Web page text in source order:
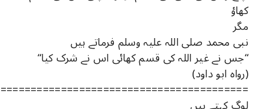
کھاؤ
مگر
نبی محمد صلی اللہ علیہ وسلم فرماتے ہیں
“جس نے غیر اللہ کی قسم کھائی اس نے شرک کیا“
(رواہ ابو داود)